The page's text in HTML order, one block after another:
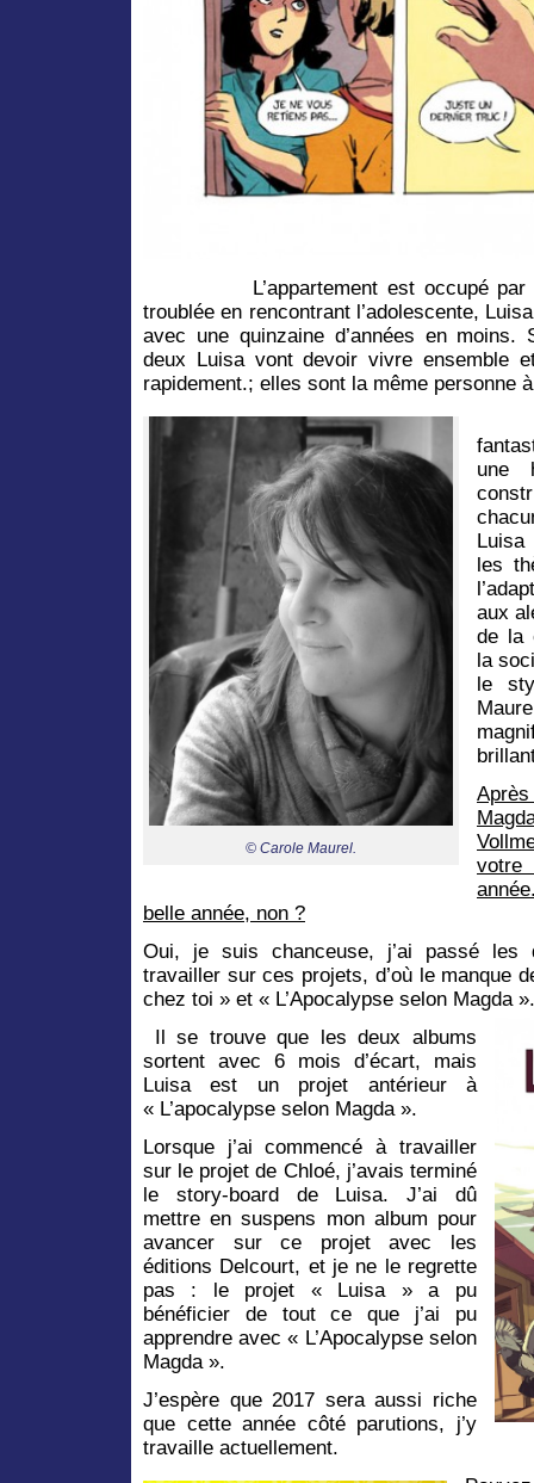
L’appartement est occupé par la
troublée en rencontrant l’adolescente,
avec une quinzaine d’années en moins.
deux Luisa vont devoir vivre ensemble
rapidement.; elles sont la même personne
© Carole Maurel.
une
Luisa
les
aux
de la
la
le
votre
belle année, non ?
Oui, je suis chanceuse, j’ai passé les
travailler sur ces projets, d’où le manque
chez toi » et « L’Apocalypse selon Magda ».
Il se trouve que les deux albums
sortent avec 6 mois d’écart, mais
Luisa est un projet antérieur à
« L’apocalypse selon Magda ».
Lorsque j’ai commencé à travailler
sur le projet de Chloé, j’avais terminé
le story-board de Luisa. J’ai dû
mettre en suspens mon album pour
avancer sur ce projet avec les
éditions Delcourt, et je ne le regrette
pas : le projet « Luisa » a pu
bénéficier de tout ce que j’ai pu
apprendre avec « L’Apocalypse selon
Magda ».
J’espère que 2017 sera aussi riche
que cette année côté parutions, j’y
travaille actuellement.